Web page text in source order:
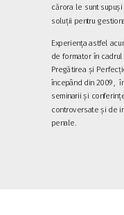
cărora le sunt
soluții pentru
Experiența astfel
de formator în
Pregătirea și
începând din 2009,
seminarii și
controversate și de
penale.